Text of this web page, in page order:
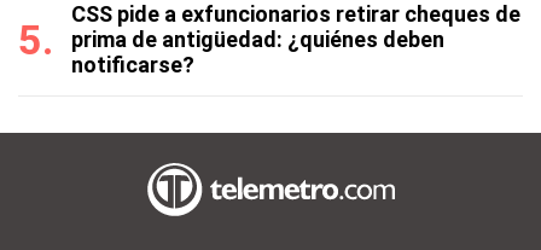
CSS pide a exfuncionarios retirar cheques de
prima de antigüedad: ¿quiénes deben
notificarse?